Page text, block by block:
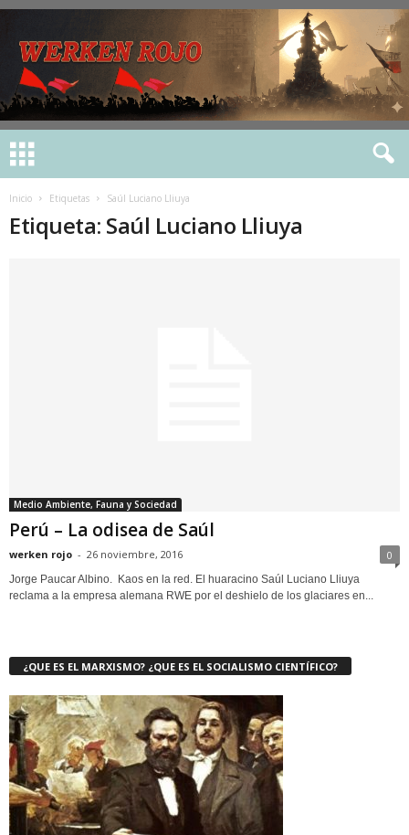
Inicio Etiquetas Saúl Luciano Lliuya
Etiqueta: Saúl Luciano Lliuya
Medio Ambiente, Fauna y Sociedad
Perú – La odisea de Saúl
werken rojo - 26 noviembre, 2016 0
Jorge Paucar Albino. Kaos en la red. El huaracino Saúl Luciano Lliuya
reclama a la empresa alemana RWE por el deshielo de los glaciares en...
¿QUE ES EL MARXISMO? ¿QUE ES EL SOCIALISMO CIENTÍFICO?